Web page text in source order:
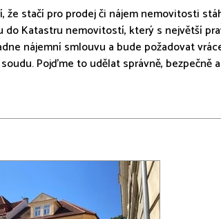
že stačí pro prodej či nájem nemovitosti
do Katastru nemovitostí, který s největší
nájemní smlouvu a bude požadovat
Pojďme to udělat správně, bezpečně